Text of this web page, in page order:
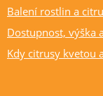
Balení rostlin a
Dostupnost, výška
Kdy citrusy kvetou